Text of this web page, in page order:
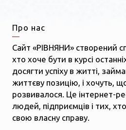
Про нас
Сайт «РІВНЯНИ» створений
хто хоче бути в курсі
досягти успіху в житті,
життєву позицію, і хочуть,
розвивалося. Це інтернет-
людей, підприємців і тих,
свою власну справу.